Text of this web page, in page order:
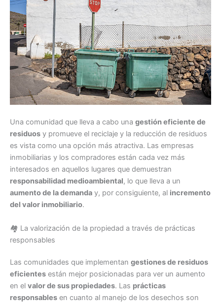
Una comunidad que lleva a cabo una gestión eficiente de
residuos y promueve el reciclaje y la reducción de residuos
es vista como una opción más atractiva. Las empresas
inmobiliarias y los compradores están cada vez más
interesados en aquellos lugares que demuestran
responsabilidad medioambiental, lo que lleva a un
aumento de la demanda y, por consiguiente, al incremento
del valor inmobiliario.
🏘️ La valorización de la propiedad a través de prácticas
responsables
Las comunidades que implementan gestiones de residuos
eficientes están mejor posicionadas para ver un aumento
en el valor de sus propiedades. Las prácticas
responsables en cuanto al manejo de los desechos son